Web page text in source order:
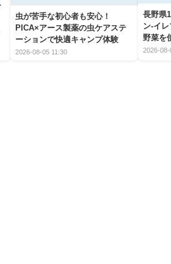
虫が苦手な初心者も安心！
PICA×アース製薬の虫ケアステ
ーションで快適キャンプ体験
2026-08-05 11:30
長野県
ン-イ
野菜を
2026-08-